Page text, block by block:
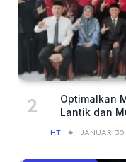
Optimalkan
Lantik dan
HT JANUARI